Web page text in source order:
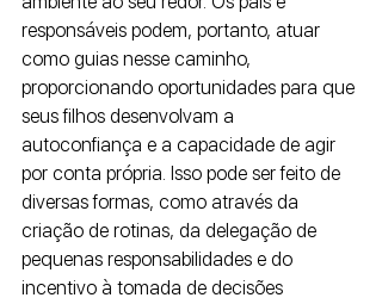
responsáveis podem, portanto, atuar
como guias nesse caminho,
proporcionando oportunidades para que
seus filhos desenvolvam a
autoconfiança e a capacidade de agir
por conta própria. Isso pode ser feito de
diversas formas, como através da
criação de rotinas, da delegação de
pequenas responsabilidades e do
incentivo à tomada de decisões